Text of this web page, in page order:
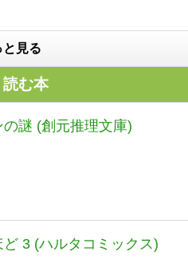
と見る
む本
謎 (創元推理文庫)
3 (ハルタコミックス)